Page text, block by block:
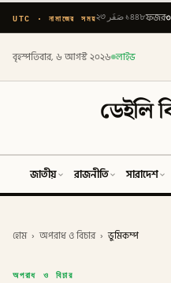
UTC · নামাজের সময় ২৩ صَفَر ১৪৪৮ফজর
বৃহস্পতিবার, ৬ আগস্ট ২০২৬ লাইভ
ডেইলি
জাতীয় রাজনীতি সারাদেশ
হোম › অপরাধ ও বিচার › ভুমিকম্প
অপরাধ ও বিচার